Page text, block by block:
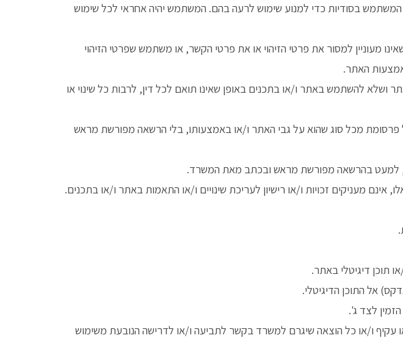
בסודיות כדי למנוע שימוש לרעה בהם. המשתמש יהיה אחראי לכל שימוש
מעוניין למסור את פרטי הזיהוי או את פרטי הקשר, או משתמש שפרטי הזיהוי
האתר.
להשתמש באתר ו/או בתכנים באופן שאינו תואם לכל דין, לרבות כל שינוי או
מכל סוג שהוא על גבי האתר ו/או באמצעותו, בלי הרשאה מפורשת מראש
למעט בהרשאה מפורשת מראש ובכתב מאת המשרד.
אינם מעניקים זכויות ו/או רישיון לעריכת שינויים ו/או התאמות באתר ו/או בתכנים.
תוכן דיגיטלי באתר.
אל התוכן הדיגיטלי.
לצד ג'.
ו/או כל הוצאה שיגרם למשרד בקשר לתביעה ו/או לדרישה הנובעת משימוש